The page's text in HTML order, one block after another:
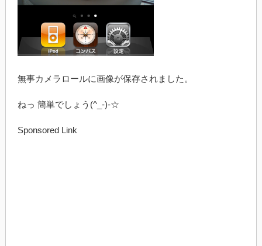
無事カメラロールに画像が保存されました。
ねっ 簡単でしょう(^_-)-☆
Sponsored Link